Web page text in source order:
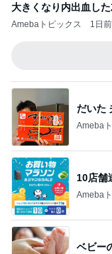
大きくなり内出血し
Amebaトピックス 1日前
だいた
Ameba
10店舗
Ameba
ベビー